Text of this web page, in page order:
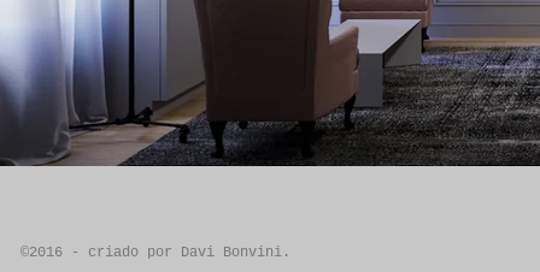
©2016 - criado por Davi Bonvini.